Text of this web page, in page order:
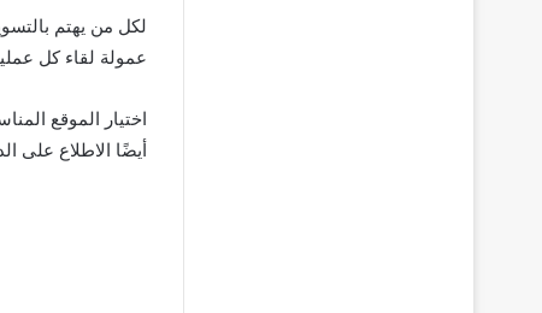
لكل من يهتم
عمولة لقاء كل
اختيار الموقع
أيضًا الاطلاع على